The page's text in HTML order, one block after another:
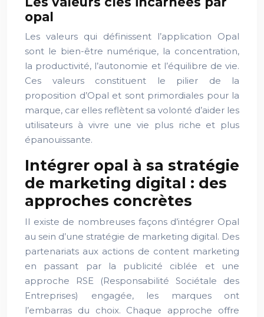
opal
Les valeurs qui définissent l’application Opal
sont le bien-être numérique, la concentration,
la productivité, l’autonomie et l’équilibre de vie.
Ces valeurs constituent le pilier de la
proposition d’Opal et sont primordiales pour la
marque, car elles reflètent sa volonté d’aider les
utilisateurs à vivre une vie plus riche et plus
épanouissante.
Intégrer opal à sa stratégie
de marketing digital : des
approches concrètes
Il existe de nombreuses façons d’intégrer Opal
au sein d’une stratégie de marketing digital. Des
partenariats aux actions de content marketing
en passant par la publicité ciblée et une
approche RSE (Responsabilité Sociétale des
Entreprises) engagée, les marques ont
l’embarras du choix. Chaque approche offre